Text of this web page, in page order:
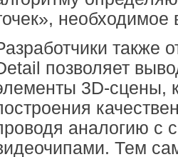
также
позволяет
3D-сцены,
аналогию с
Тем